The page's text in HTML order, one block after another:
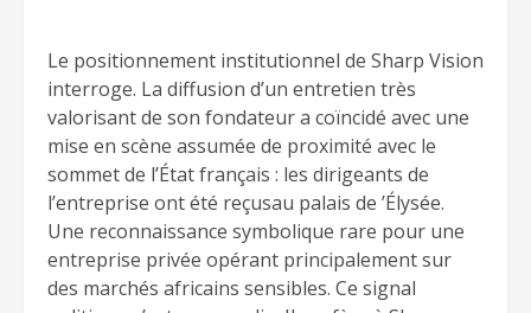
Le positionnement institutionnel de Sharp Vision
interroge. La diffusion d’un entretien très
valorisant de son fondateur a coïncidé avec une
mise en scène assumée de proximité avec le
sommet de l’État français : les dirigeants de
l’entreprise ont été reçusau palais de ’Élysée.
Une reconnaissance symbolique rare pour une
entreprise privée opérant principalement sur
des marchés africains sensibles. Ce signal